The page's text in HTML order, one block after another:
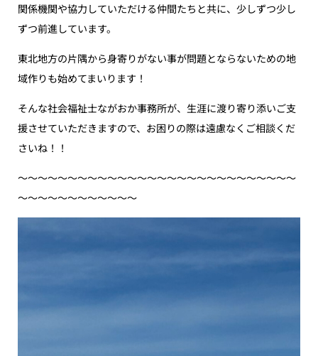
関係機関や協力していただける仲間たちと共に、少しずつ少し
ずつ前進しています。
東北地方の片隅から身寄りがない事が問題とならないための地
域作りも始めてまいります！
そんな社会福祉士ながおか事務所が、生涯に渡り寄り添いご支
援させていただきますので、お困りの際は遠慮なくご相談くだ
さいね！！
〜〜〜〜〜〜〜〜〜〜〜〜〜〜〜〜〜〜〜〜〜〜〜〜〜〜〜〜
〜〜〜〜〜〜〜〜〜〜〜〜